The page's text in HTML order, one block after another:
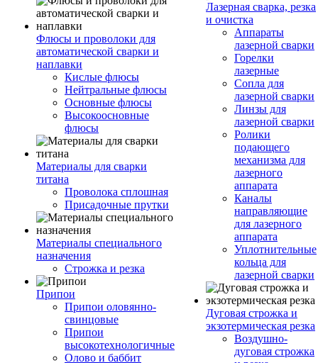
Флюсы и проволоки для
автоматической сварки и
наплавки
Кислые флюсы
Нейтральные флюсы
Основные флюсы
Высокоосновные
флюсы
Материалы для сварки
титана
Проволока сплошная
Присадочные прутки
Материалы специального
назначения
Строжка и резка
Припои
Припои оловянно-
свинцовые
Припои
высокотехнологичные
Олово и баббит
Лазерная сварка, резка
и очистка
Аппараты
лазерной сварки
Горелки
лазерные
Сопла для
лазерной сварки
Линзы для
лазерной сварки
Ролики
подающего
механизма для
лазерного
аппарата
Каналы
направляющие
для лазерного
аппарата
Уплотнительные
кольца для
лазерной сварки
Дуговая строжка и
экзотермическая резка
Воздушно-
дуговая строжка